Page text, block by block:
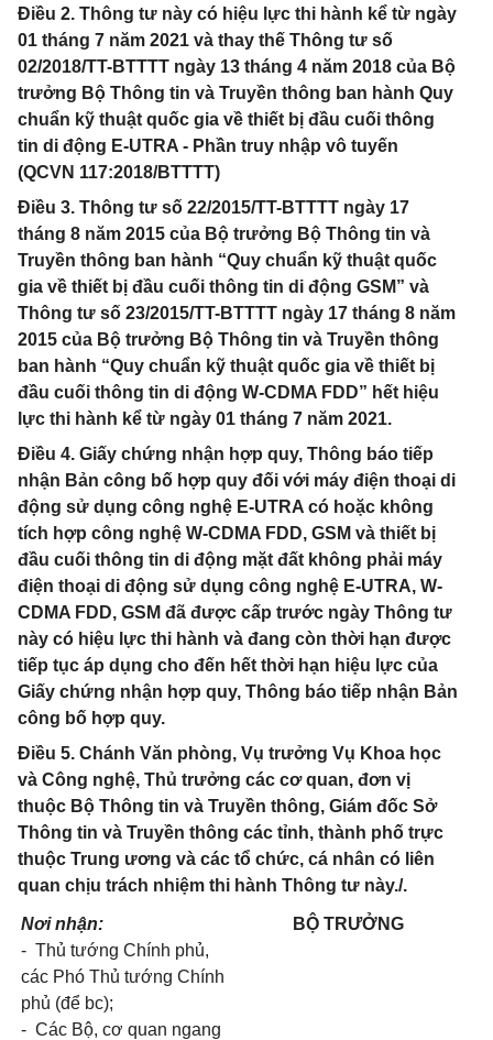
Điều 2. Thông tư này có hiệu lực thi hành kể từ ngày
01 tháng 7 năm 2021 và thay thế Thông tư số
02/2018/TT-BTTTT ngày 13 tháng 4 năm 2018 của Bộ
trưởng Bộ Thông tin và Truyền thông ban hành Quy
chuẩn kỹ thuật quốc gia về thiết bị đầu cuối thông
tin di động E-UTRA - Phần truy nhập vô tuyến
(QCVN 117:2018/BTTTT)
Điều 3. Thông tư số 22/2015/TT-BTTTT ngày 17
tháng 8 năm 2015 của Bộ trưởng Bộ Thông tin và
Truyền thông ban hành “Quy chuẩn kỹ thuật quốc
gia về thiết bị đầu cuối thông tin di động GSM” và
Thông tư số 23/2015/TT-BTTTT ngày 17 tháng 8 năm
2015 của Bộ trưởng Bộ Thông tin và Truyền thông
ban hành “Quy chuẩn kỹ thuật quốc gia về thiết bị
đầu cuối thông tin di động W-CDMA FDD” hết hiệu
lực thi hành kể từ ngày 01 tháng 7 năm 2021.
Điều 4. Giấy chứng nhận hợp quy, Thông báo tiếp
nhận Bản công bố hợp quy đối với máy điện thoại di
động sử dụng công nghệ E-UTRA có hoặc không
tích hợp công nghệ W-CDMA FDD, GSM và thiết bị
đầu cuối thông tin di động mặt đất không phải máy
điện thoại di động sử dụng công nghệ E-UTRA, W-
CDMA FDD, GSM đã được cấp trước ngày Thông tư
này có hiệu lực thi hành và đang còn thời hạn được
tiếp tục áp dụng cho đến hết thời hạn hiệu lực của
Giấy chứng nhận hợp quy, Thông báo tiếp nhận Bản
công bố hợp quy.
Điều 5. Chánh Văn phòng, Vụ trưởng Vụ Khoa học
và Công nghệ, Thủ trưởng các cơ quan, đơn vị
thuộc Bộ Thông tin và Truyền thông, Giám đốc Sở
Thông tin và Truyền thông các tỉnh, thành phố trực
thuộc Trung ương và các tổ chức, cá nhân có liên
quan chịu trách nhiệm thi hành Thông tư này./.
Nơi nhận:
- Thủ tướng Chính phủ,
các Phó Thủ tướng Chính
phủ (để bc);
- Các Bộ, cơ quan ngang
BỘ TRƯỞNG